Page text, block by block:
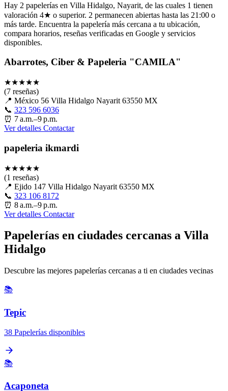
Hay 2 papelerías en Villa Hidalgo, Nayarit, de las cuales 1 tienen
valoración 4★ o superior. 2 permanecen abiertas hasta las 21:00 o
más tarde. Encuentra la papelería más cercana a tu ubicación,
compara horarios, reseñas verificadas en Google y servicios
disponibles.
Abarrotes, Ciber & Papeleria "CAMILA"
★★★★★
(7 reseñas)
📍 México 56 Villa Hidalgo Nayarit 63550 MX
📞 323 596 6036
⏰ 7 a.m.–9 p.m.
Ver detalles Contactar
papeleria ikmardi
★★★★★
(1 reseñas)
📍 Ejido 147 Villa Hidalgo Nayarit 63550 MX
📞 323 106 8172
⏰ 8 a.m.–9 p.m.
Ver detalles Contactar
Papelerías en ciudades cercanas a Villa
Hidalgo
Descubre las mejores papelerías cercanas a ti en ciudades vecinas
📚
Tepic
38 Papelerías disponibles
📚
Acaponeta